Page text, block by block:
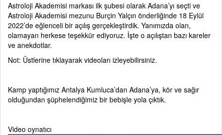
Astroloji Akademisi markası ilk şubesi olarak Adana’yı seçti ve
Astroloji Akademisi mezunu Burçin Yalçın önderliğinde 18 Eylül
2022’de eğlenceli bir açılış gerçekleştirdik. Yanımızda olan,
olamayan herkese teşekkür ediyoruz. İşte o açılıştan bazı kareler
ve anekdotlar.
Not: Üstlerine tıklayarak videoları izleyebilirsiniz.
Kamp yaptığımız Antalya Kumluca’dan Adana’ya, kör ve sağır
olduğundan şüphelendiğimiz bir bebişle yola çıktık.
Video oynatıcı